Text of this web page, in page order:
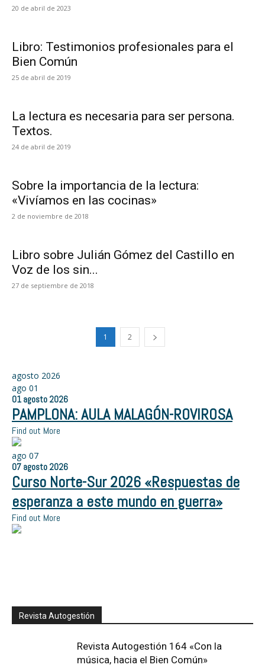
20 de abril de 2023
Libro: Testimonios profesionales para el
Bien Común
25 de abril de 2019
La lectura es necesaria para ser persona.
Textos.
24 de abril de 2019
Sobre la importancia de la lectura:
«Vivíamos en las cocinas»
2 de noviembre de 2018
Libro sobre Julián Gómez del Castillo en
Voz de los sin...
27 de septiembre de 2018
1 2
agosto 2026
ago 01
01 agosto 2026
PAMPLONA: AULA MALAGÓN-ROVIROSA
Find out More
ago 07
07 agosto 2026
Curso Norte-Sur 2026 «Respuestas de
esperanza a este mundo en guerra»
Find out More
Revista Autogestión
Revista Autogestión 164 «Con la
música, hacia el Bien Común»